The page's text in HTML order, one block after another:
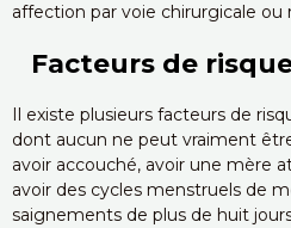
affection par voie chirurgicale
Facteurs de
Il existe plusieurs facteurs de
dont aucun ne peut vraiment
avoir accouché, avoir une mère
avoir des cycles menstruels de
saignements de plus de huit